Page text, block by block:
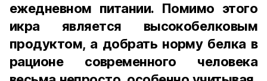
ежедневном питании. Помимо этого
икра является высокобелковым
продуктом, а добрать норму белка в
рационе современного человека